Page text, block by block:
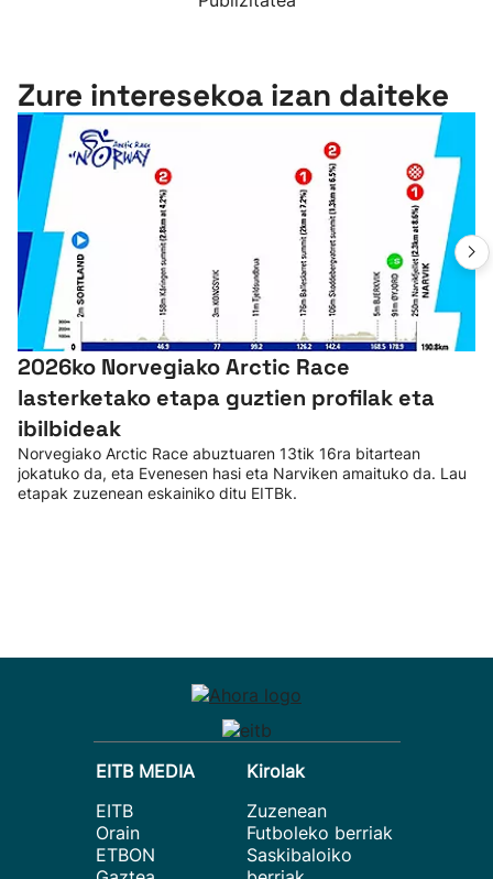
Zure interesekoa izan daiteke
2026ko Norvegiako Arctic Race
lasterketako etapa guztien profilak eta
ibilbideak
Norvegiako Arctic Race abuztuaren 13tik 16ra bitartean
jokatuko da, eta Evenesen hasi eta Narviken amaituko da. Lau
etapak zuzenean eskainiko ditu EITBk.
EITB MEDIA
EITB
Orain
ETBON
Kirolak
Zuzenean
Futboleko berriak
Saskibaloiko